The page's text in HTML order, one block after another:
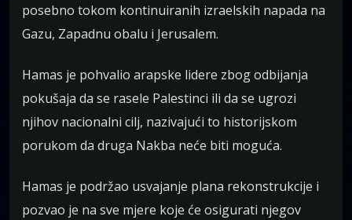
posebno tokom kontinuiranih izraelskih napada na
Gazu, Zapadnu obalu i Jerusalem.
Hamas je pohvalio arapske lidere zbog odbijanja
pokušaja da se rasele Palestinci ili da se ugrozi
njihov nacionalni cilj, nazivajući to historijskom
porukom da druga Nakba neće biti moguća.
Hamas je podržao usvajanje plana rekonstrukcije i
pozvao je na sve mjere koje će osigurati njegov